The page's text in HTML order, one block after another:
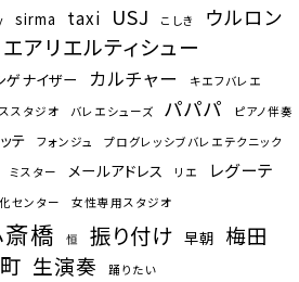
sirma taxi USJ こしき
ウルロン
エアリエルティシュー
ゲナイザー カルチャー キエフバレエ
スタジオ バレエシューズ パパパ ピアノ伴奏
テ フォンジュ プログレッシブバレエテクニック
ミスター メールアドレス リエ レグーテ
センター 女性専用スタジオ
橋 恒 振り付け 早朝 梅田
生演奏 踊りたい